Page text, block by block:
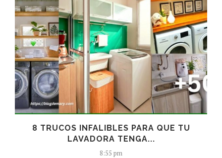
8 TRUCOS INFALIBLES PARA QUE TU
LAVADORA TENGA...
8:55 pm